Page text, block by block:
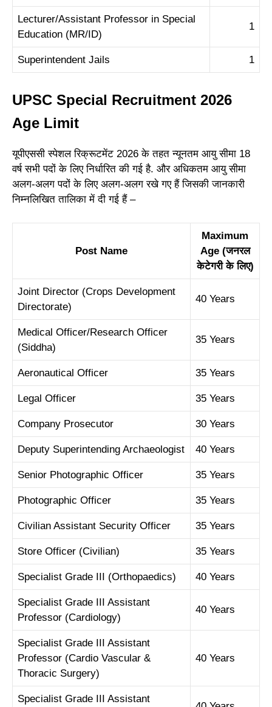
Lecturer/Assistant Professor in Special
Education (MR/ID)
1
Superintendent Jails 1
UPSC Special Recruitment 2026
Age Limit
यूपीएससी स्पेशल रिक्रूटमेंट 2026 के तहत न्यूनतम आयु सीमा 18
वर्ष सभी पदों के लिए निर्धारित की गई है. और अधिकतम आयु सीमा
अलग-अलग पदों के लिए अलग-अलग रखे गए हैं जिसकी जानकारी
निम्नलिखित तालिका में दी गई हैं –
Post Name
Maximum
Age (जनरल
केटेगरी के लिए)
Joint Director (Crops Development
Directorate)
40 Years
Medical Officer/Research Officer
(Siddha)
35 Years
Aeronautical Officer 35 Years
Legal Officer 35 Years
Company Prosecutor 30 Years
Deputy Superintending Archaeologist 40 Years
Senior Photographic Officer 35 Years
Photographic Officer 35 Years
Civilian Assistant Security Officer 35 Years
Store Officer (Civilian) 35 Years
Specialist Grade III (Orthopaedics) 40 Years
Specialist Grade III Assistant
Professor (Cardiology)
40 Years
Specialist Grade III Assistant
Professor (Cardio Vascular &
Thoracic Surgery)
40 Years
Specialist Grade III Assistant